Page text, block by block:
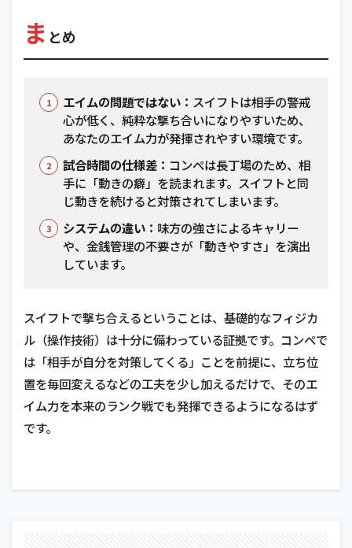
ま とめ
エイムの問題ではない： スイフトは相手の警戒
心が低く、純粋な撃ち合いになりやすいため、
あなたのエイム力が発揮されやすい環境です。
試合時間の仕様差： コンペは長丁場のため、相
手に「動きの癖」を読まれます。スイフトと同
じ動きを続けると対策されてしまいます。
システムの違い： 味方の強さによるキャリー
や、金銭管理の不要さが「動きやすさ」を演出
しています。
スイフトで撃ち合えるということは、基礎的なフィジカ
ル（操作技術）は十分に備わっている証拠です。コンペで
は「相手が自分を対策してくる」ことを前提に、立ち位
置を毎回変えるなどの工夫を少し加えるだけで、そのエ
イム力を本来のランク戦でも発揮できるようになるはず
です。